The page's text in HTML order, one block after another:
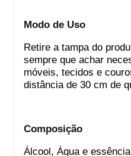
Modo de Uso
Retire a tampa do
sempre que achar
móveis, tecidos e
distância de 30 cm de
Composição
Álcool, Água e